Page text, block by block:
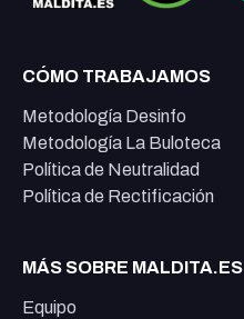
CÓMO TRABAJAMOS
Metodología Desinfo
Metodología La Buloteca
Política de Neutralidad
Política de Rectificación
MÁS SOBRE MALDITA.ES
Equipo